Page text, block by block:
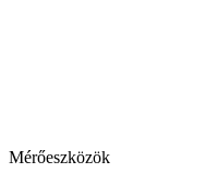
Mérőeszközök